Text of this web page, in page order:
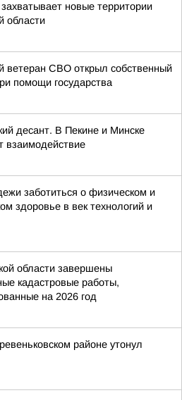
новые территории
области
ветеран СВО открыл собственный
помощи государства
десант. В Пекине и Минске
взаимодействие
заботиться о физическом и
здоровье в век технологий и
области завершены
кадастровые работы,
на 2026 год
районе утонул